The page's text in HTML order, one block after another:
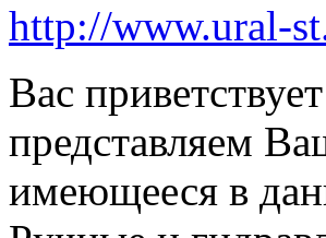
http://www.ural-
Вас
представляем
имеющееся в